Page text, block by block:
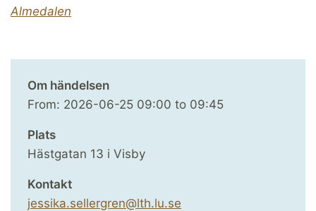
Almedalen
Om händelsen
From: 2026-06-25 09:00 to 09:45
Plats
Hästgatan 13 i Visby
Kontakt
jessika.sellergren@lth.lu.se